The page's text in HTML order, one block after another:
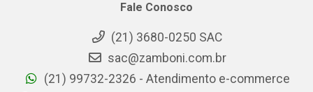
Fale Conosco
(21) 3680-0250 SAC
sac@zamboni.com.br
(21) 99732-2326 - Atendimento e-commerce